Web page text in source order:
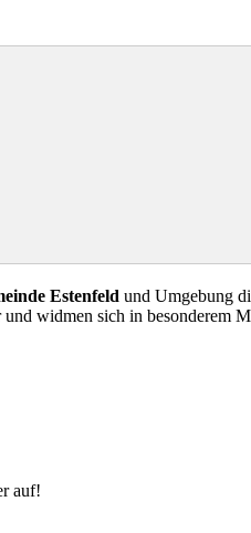
Estenfeld und Umgebung
widmen sich in besonderem
auf!